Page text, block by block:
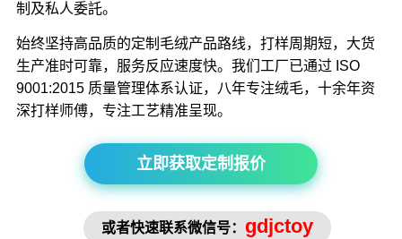
制及私人委託。
始终坚持高品质的定制毛绒产品路线，打样周期短，大货
生产准时可靠，服务反应速度快。我们工厂已通过 ISO
9001:2015 质量管理体系认证，八年专注绒毛，十余年资
深打样师傅，专注工艺精准呈现。
立即获取定制报价
或者快速联系微信号： gdjctoy